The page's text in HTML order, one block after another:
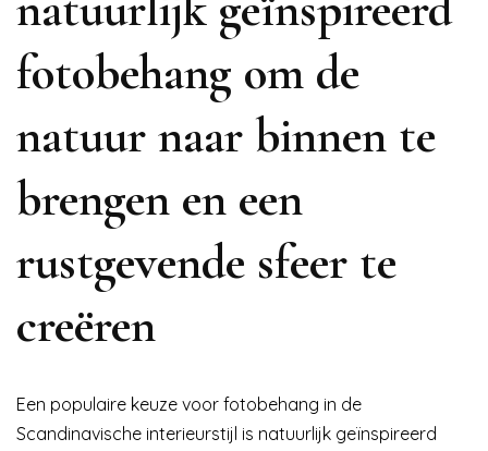
fotobehang om de
natuur naar binnen te
brengen en een
rustgevende sfeer te
creëren
Een populaire keuze voor fotobehang in de
Scandinavische interieurstijl is natuurlijk geïnspireerd